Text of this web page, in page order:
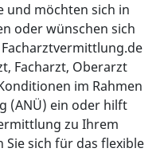
und möchten sich in
oder wünschen sich
Facharzt, Oberarzt
im Rahmen
(ANÜ) ein oder hilft
zu Ihrem
Sie sich für das flexible